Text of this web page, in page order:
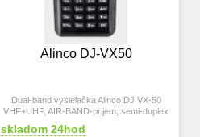
Alinco DJ-VX50
Dual-band vysielačka Alinco DJ VX-50
VHF+UHF, AIR-BAND-prijem, semi-duplex
skladom 24hod